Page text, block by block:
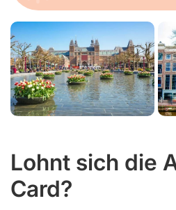
Lohnt sich die
Card?